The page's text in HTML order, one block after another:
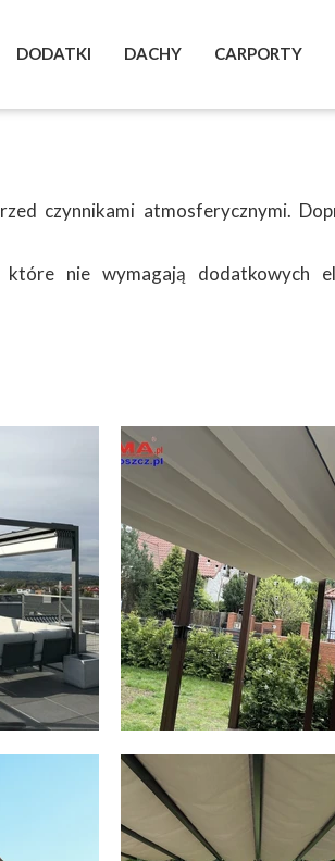
czynnikami atmosferycznymi.
nie wymagają dodatkowych
DODATKI DACHY CARPORTY